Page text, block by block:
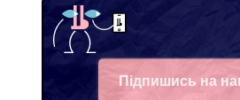
Підпишись на
Facebook